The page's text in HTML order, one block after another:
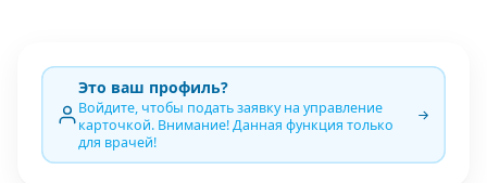
Это ваш профиль?
Войдите, чтобы подать заявку на управление
карточкой. Внимание! Данная функция только
для врачей!